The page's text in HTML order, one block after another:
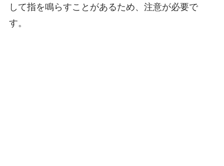
して指を鳴らすことがあるため、注意が必要で
す。